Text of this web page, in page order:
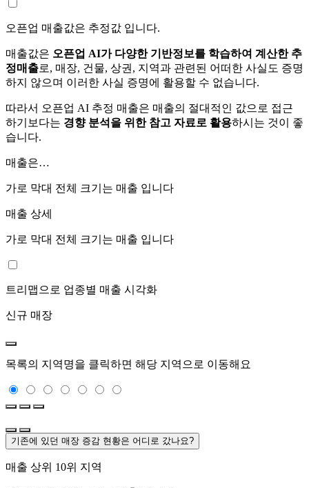
오픈업 매출값은 추정값 입니다.
매출값은 오픈업 AI가 다양한 기반정보를 학습하여 계산한 추
정매출로, 매장, 건물, 상권, 지역과 관련된 어떠한 사실도 증명
하지 않으며 이러한 사실 증명에 활용할 수 없습니다.
따라서 오픈업 AI 추정 매출은 매출의 절대적인 값으로 접근
하기보다는 경향 분석을 위한 참고 자료로 활용하시는 것이 좋
습니다.
매출은…
가로 막대 전체 크기는 매출 입니다
매출 상세
가로 막대 전체 크기는 매출 입니다
트리맵으로 업종별 매출 시각화
신규 매장
목록의 지역명을 클릭하면 해당 지역으로 이동해요
기존에 있던 매장 증감 현황은 어디로 갔나요?
매출 상위 10위 지역